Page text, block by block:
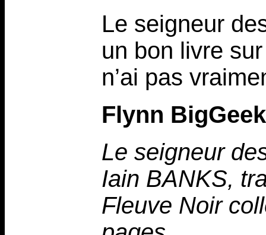
Le seigneur
un bon livre
n’ai pas
Flynn BigGeek
Le seigneur
Iain BANKS,
Fleuve Noir